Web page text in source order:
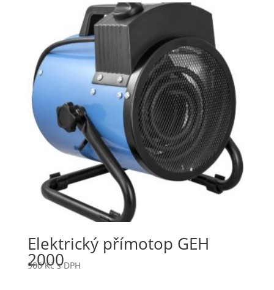
Elektrický přímotop GEH
2000
900Kč s DPH